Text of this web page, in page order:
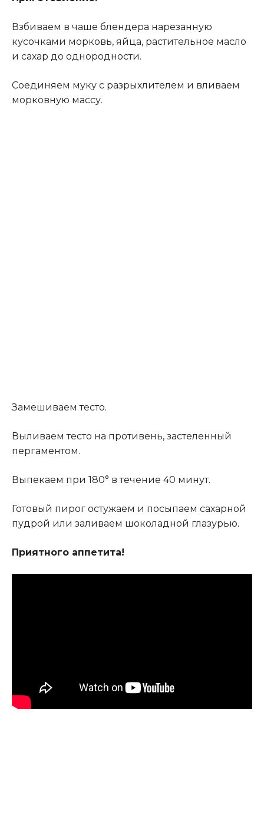
Взбиваем в чаше блендера нарезанную
кусочками морковь, яйца, растительное масло
и сахар до однородности.
Соединяем муку с разрыхлителем и вливаем
морковную массу.
Замешиваем тесто.
Выливаем тесто на противень, застеленный
пергаментом.
Выпекаем при 180° в течение 40 минут.
Готовый пирог остужаем и посыпаем сахарной
пудрой или заливаем шоколадной глазурью.
Приятного аппетита!